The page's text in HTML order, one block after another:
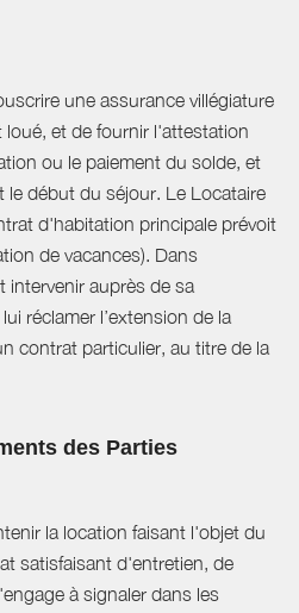
une assurance villégiature
et de fournir l'attestation
ou le paiement du solde, et
le début du séjour. Le Locataire
d'habitation principale prévoit
de vacances). Dans
intervenir auprès de sa
réclamer l’extension de la
contrat particulier, au titre de la
des Parties
la location faisant l'objet du
satisfaisant d'entretien, de
à signaler dans les